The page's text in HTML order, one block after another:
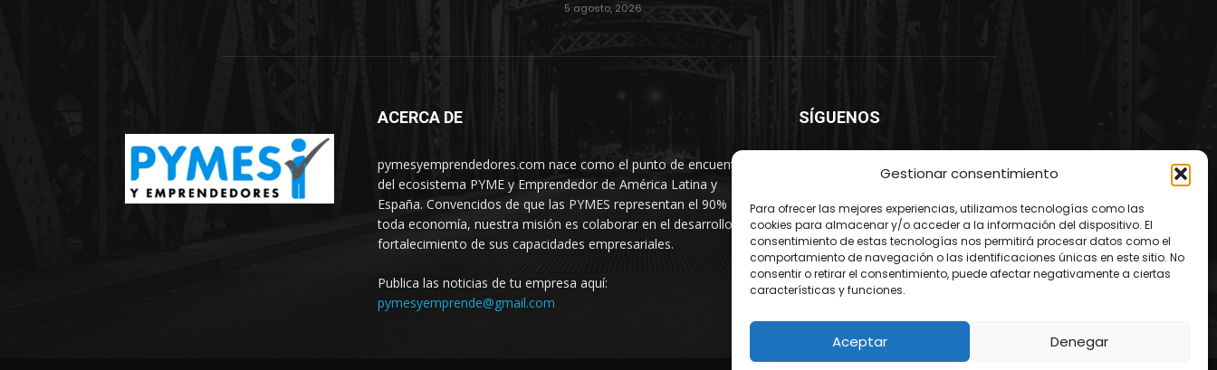
Gestionar consentimiento
Para ofrecer las mejores experiencias, utilizamos tecnologías como las
cookies para almacenar y/o acceder a la información del dispositivo. El
consentimiento de estas tecnologías nos permitirá procesar datos como el
comportamiento de navegación o las identificaciones únicas en este sitio. No
consentir o retirar el consentimiento, puede afectar negativamente a ciertas
características y funciones.
Aceptar Denegar
5 agosto, 2026
ACERCA DE
pymesyemprendedores.com nace como el punto de encuentro
del ecosistema PYME y Emprendedor de América Latina y
España. Convencidos de que las PYMES representan el 90% de
toda economía, nuestra misión es colaborar en el desarrollo y
fortalecimiento de sus capacidades empresariales.
Publica las noticias de tu empresa aquí:
pymesyemprende@gmail.com
SÍGUENOS